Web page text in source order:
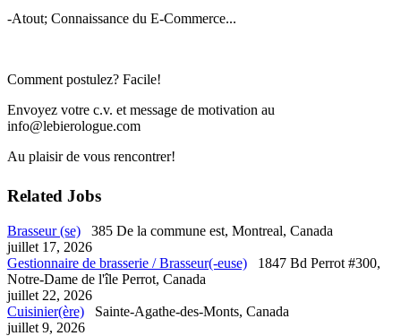
-Atout; Connaissance du E-Commerce...
Comment postulez? Facile!
Envoyez votre c.v. et message de motivation au
info@lebierologue.com
Au plaisir de vous rencontrer!
Related Jobs
Brasseur (se)
385 De la commune est, Montreal, Canada
juillet 17, 2026
Gestionnaire de brasserie / Brasseur(-euse)
1847 Bd Perrot #300,
Notre-Dame de l'île Perrot, Canada
juillet 22, 2026
Cuisinier(ère)
Sainte-Agathe-des-Monts, Canada
juillet 9, 2026